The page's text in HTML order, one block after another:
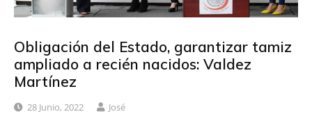
Obligación del Estado, garantizar tamiz
ampliado a recién nacidos: Valdez
Martínez
28 Junio, 2022 José